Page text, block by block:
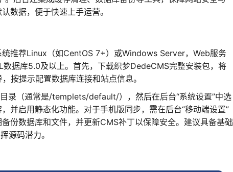
数据，便于快速上手运营。
推荐Linux（如CentOS 7+）或Windows Server，Web服务
据库5.0及以上。首先，下载织梦DedeCMS完整安装包，将
按提示配置数据库连接和站点信息。
录（通常是/templets/default/），然后在后台“系统设置”中选
并启用静态化功能。对于手机版同步，需在后台“移动端设置”
份数据库和文件，并更新CMS补丁以保障安全。建议具备基础
源码潜力。